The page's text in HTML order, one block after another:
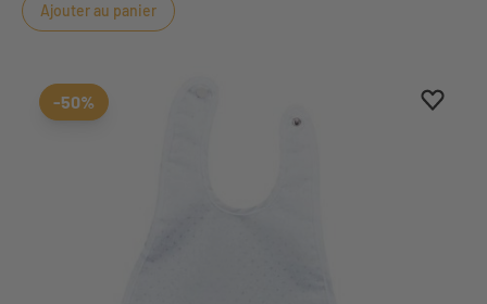
Ajouter au panier
-50%